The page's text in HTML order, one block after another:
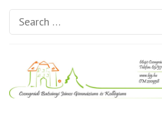
Search
for: